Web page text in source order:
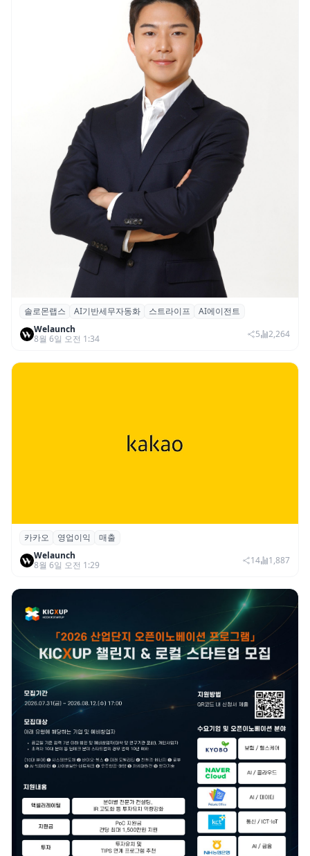
솔로몬랩스, 스트라이프 출신 이창헌 영입…
절세 전략 AI 에이전트 개발 본격화
솔로몬랩스 AI기반세무자동화 스트라이프
AI에이전트
Welaunch
8월 6일 오전 1:34
5 2,264
카카오, 2026년 2분기 매출 2조985억·영업
이익 2770억…역대 분기 최대
카카오 영업이익
매출
Welaunch
8월 6일 오전 1:29
14 1,887